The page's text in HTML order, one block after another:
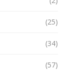
(25)
(34)
(57)